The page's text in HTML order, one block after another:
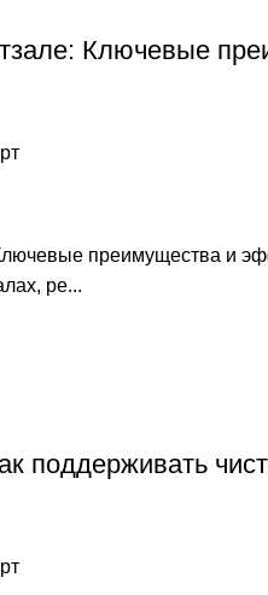
Ключевые
преимущества и
ре...
поддерживать